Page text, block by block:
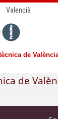
Valencià
de
de